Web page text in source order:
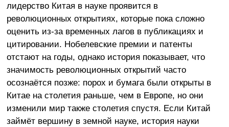
лидерство Китая в науке проявится в
революционных открытиях, которые пока сложно
оценить из-за временных лагов в публикациях и
цитировании. Нобелевские премии и патенты
отстают на годы, однако история показывает, что
значимость революционных открытий часто
осознаётся позже: порох и бумага были открыты в
Китае на столетия раньше, чем в Европе, но они
изменили мир также столетия спустя. Если Китай
займёт вершину в земной науке, история науки